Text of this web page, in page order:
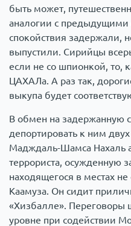
быть может,
аналогии с предыдущими
спокойствия задержали,
выпустили. Сирийцы
если не со шпионкой, то,
ЦАХАЛа. А раз так,
выкупа будет
В обмен на задержанную
депортировать к ним
Мадждаль-Шамса Нахаль
террориста, осужденную
находящегося в местах
Каамуза. Он сидит
«Хизбалле».
уровне при содействии